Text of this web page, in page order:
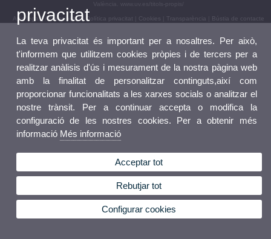
València. www.uv.es/titols-propis/
Avís legal|Accessibilitat| Política privacitat Cookies Transparència Bústia de contacte
privacitat
La teva privacitat és important per a nosaltres. Per això,
t'informem que utilitzem cookies pròpies i de tercers per a
realitzar anàlisis d'ús i mesurament de la nostra pàgina web
amb la finalitat de personalitzar continguts,així com
proporcionar funcionalitats a les xarxes socials o analitzar el
nostre trànsit. Per a continuar accepta o modifica la
configuració de les nostres cookies. Per a obtenir més
informació Més informació
Acceptar tot
Rebutjar tot
Configurar cookies